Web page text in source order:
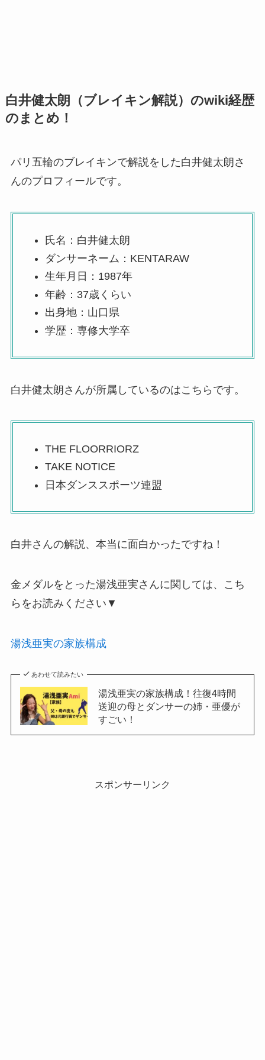
白井健太朗（ブレイキン解説）のwiki経歴
のまとめ！
パリ五輪のブレイキンで解説をした白井健太朗さ
んのプロフィールです。
氏名：白井健太朗
ダンサーネーム：KENTARAW
生年月日：1987年
年齢：37歳くらい
出身地：山口県
学歴：専修大学卒
白井健太朗さんが所属しているのはこちらです。
THE FLOORRIORZ
TAKE NOTICE
日本ダンススポーツ連盟
白井さんの解説、本当に面白かったですね！
金メダルをとった湯浅亜実さんに関しては、こち
らをお読みください▼
湯浅亜実の家族構成
あわせて読みたい
湯浅亜実の家族構成！往復4時間
送迎の母とダンサーの姉・亜優が
すごい！
スポンサーリンク